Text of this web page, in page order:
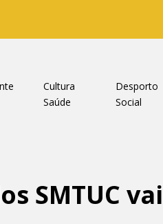
Cultura Desporto
Saúde Social
SMTUC